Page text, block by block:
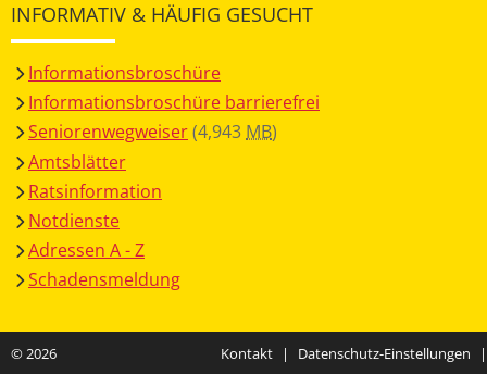
INFORMATIV & HÄUFIG GESUCHT
Informationsbroschüre
Informationsbroschüre barrierefrei
Seniorenwegweiser(4,943 MB)
Amtsblätter
Ratsinformation
Notdienste
Adressen A - Z
Schadensmeldung
© 2026
Kontakt | Datenschutz-Einstellungen
|